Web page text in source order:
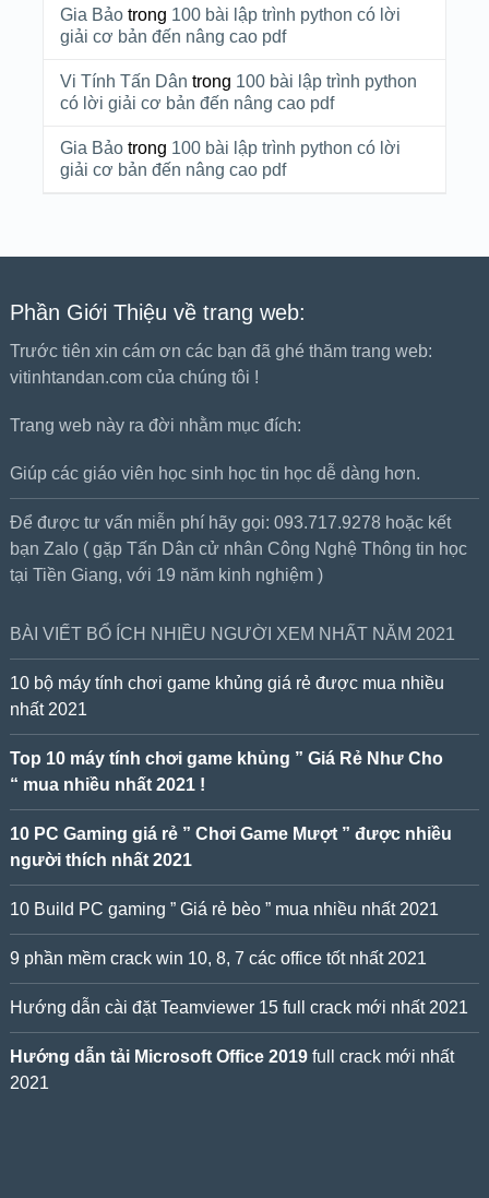
Gia Bảotrong 100 bài lập trình python có lời
giải cơ bản đến nâng cao pdf
Vi Tính Tấn Dân trong 100 bài lập trình python
có lời giải cơ bản đến nâng cao pdf
Gia Bảotrong 100 bài lập trình python có lời
giải cơ bản đến nâng cao pdf
Phần Giới Thiệu về trang web:
Trước tiên xin cám ơn các bạn đã ghé thăm trang web:
vitinhtandan.com của chúng tôi !
Trang web này ra đời nhằm mục đích:
Giúp các giáo viên học sinh học tin học dễ dàng hơn.
Để được tư vấn miễn phí hãy gọi: 093.717.9278 hoặc kết
bạn Zalo ( gặp Tấn Dân cử nhân Công Nghệ Thông tin học
tại Tiền Giang, với 19 năm kinh nghiệm )
BÀI VIẾT BỔ ÍCH NHIỀU NGƯỜI XEM NHẤT NĂM 2021
10 bộ máy tính chơi game khủng giá rẻ được mua nhiều
nhất 2021
Top 10 máy tính chơi game khủng ” Giá Rẻ Như Cho
“ mua nhiều nhất 2021 !
10 PC Gaming giá rẻ ” Chơi Game Mượt ” được nhiều
người thích nhất 2021
10 Build PC gaming ” Giá rẻ bèo ” mua nhiều nhất 2021
9 phần mềm crack win 10, 8, 7 các office tốt nhất 2021
Hướng dẫn cài đặt Teamviewer 15 full crack mới nhất 2021
Hướng dẫn tải Microsoft Office 2019full crack mới nhất
2021